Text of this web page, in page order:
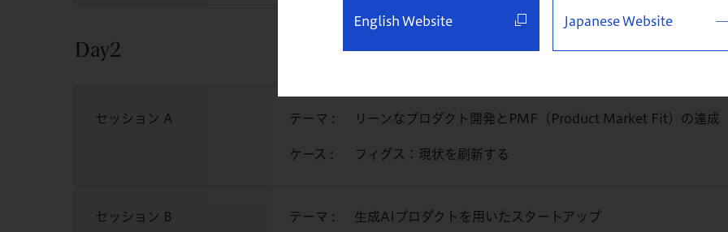
English Website Japanese Website
Day2
セッション A テーマ : リーンなプロダクト開発とPMF（Product Market Fit）の達成
ケース : フィグス：現状を刷新する
セッション B テーマ : 生成AIプロダクトを用いたスタートアップ